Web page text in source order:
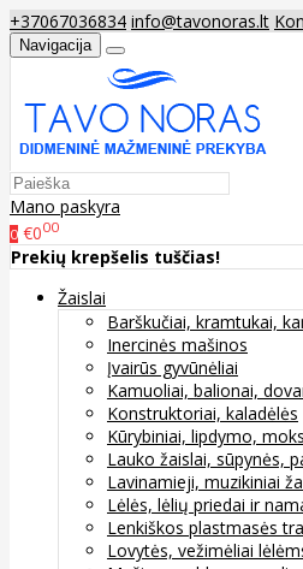
+37067036834 info@tavonoras.lt
Navigacija
Mano paskyra
0 €000
Prekių krepšelis tuščias!
Žaislai
Barškučiai, kramtukai,
Inercinės mašinos
Įvairūs gyvūnėliai
Kamuoliai, balionai,
Konstruktoriai, kaladėlės
Kūrybiniai, lipdymo,
Lauko žaislai, sūpynės,
Lavinamieji, muzikiniai
Lėlės, lėlių priedai ir
Lenkiškos plastmasės
Lovytės, vežimėliai